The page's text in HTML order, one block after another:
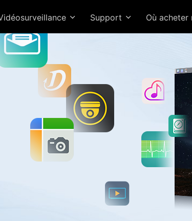
Support Où acheter